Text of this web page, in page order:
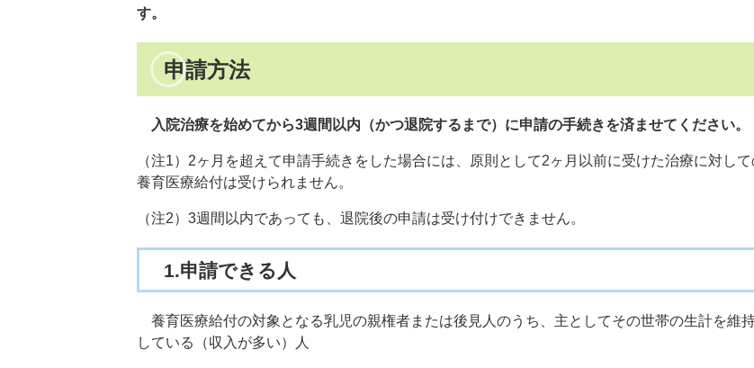
す。
申請方法
入院治療を始めてから3週間以内（かつ退院するまで）に申請の手続きを済ませてください。
（注1）2ヶ月を超えて申請手続きをした場合には、原則として2ヶ月以前に受けた治療に対して
養育医療給付は受けられません。
（注2）3週間以内であっても、退院後の申請は受け付けできません。
1.申請できる人
養育医療給付の対象となる乳児の親権者または後見人のうち、主としてその世帯の生計を維
している（収入が多い）人